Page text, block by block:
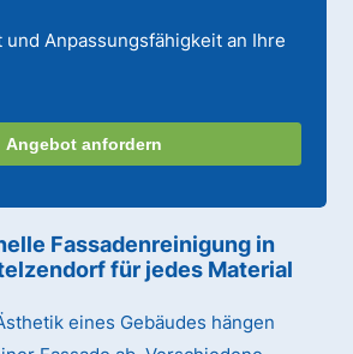
und Anpassungsfähigkeit an Ihre
Angebot anfordern
Fassadenreinigung in
für jedes Material
eines Gebäudes hängen